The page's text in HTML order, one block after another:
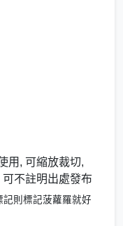
用, 可縮放裁切,
不註明出處發布
則標記菠蘿羅就好